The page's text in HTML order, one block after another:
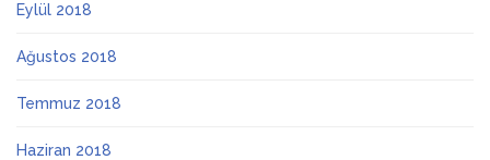
Eylül 2018
Ağustos 2018
Temmuz 2018
Haziran 2018